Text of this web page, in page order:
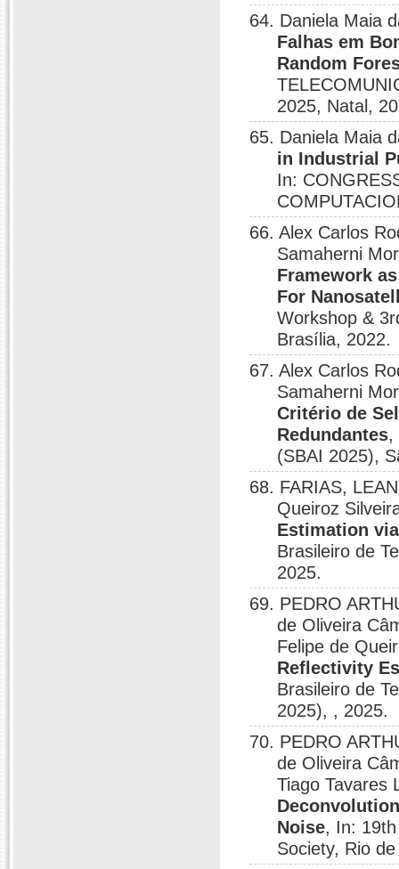
64. Daniela Maia
Falhas em
Random
2025, Natal,
65. Daniela Maia
in Industrial
In:
66. Alex Carlos
Samaherni
Framework
For
Workshop &
Brasília, 2022.
67. Alex Carlos
Samaherni
Critério de
Redundantes,
(SBAI 2025),
68. FARIAS,
Queiroz
Estimation
Brasileiro de
2025.
69. PEDRO
de Oliveira
Felipe de
Reflectivity
Brasileiro de
2025), , 2025.
70. PEDRO
de Oliveira
Tiago Tavares
Noise, In:
Society, Rio